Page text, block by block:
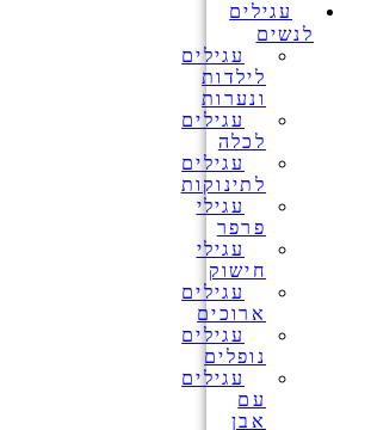
עגילים
לנשים
עגילים
לילדות
ונערות
עגילים
לכלה
עגילים
לתינוקות
עגילי
פרפר
עגילי
חישוק
עגילים
ארוכים
עגילים
נופלים
עגילים
עם
אבן